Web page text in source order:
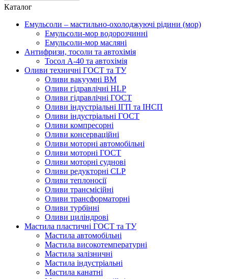
Каталог
Емульсоли – мастильно-охолоджуючі рідини (мор)
Емульсоли-мор водорозчинні
Емульсоли-мор масляні
Антифризи, тосоли та автохімія
Тосол А-40 та автохімія
Оливи техничні ГОСТ та ТУ
Оливи вакуумні ВМ
Оливи гідравлічні HLP
Оливи гідравлічні ГОСТ
Оливи індустріальні ІГП та ІНСП
Оливи індустріальні ГОСТ
Оливи компресорні
Оливи консерваційні
Оливи моторні автомобільні
Оливи моторні ГОСТ
Оливи моторні суднові
Оливи редукторні CLP
Оливи теплоносії
Оливи трансмісійні
Оливи трансформаторні
Оливи турбінні
Оливи циліндрові
Мастила пластичні ГОСТ та ТУ
Мастила автомобільні
Мастила високотемпературні
Мастила залізничні
Мастила індустріальні
Мастила канатні